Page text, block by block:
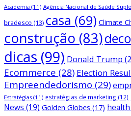
Academia (11) Agência Nacional de Saúde
bradesco (13) casa (69) Climate
construção (83)
dicas (99) Donald Trump
Ecommerce (28) Election
Empreendedorismo (29)
Estratégias (11) estratégias de marketing (12)
News (19) Golden Globes (17) health